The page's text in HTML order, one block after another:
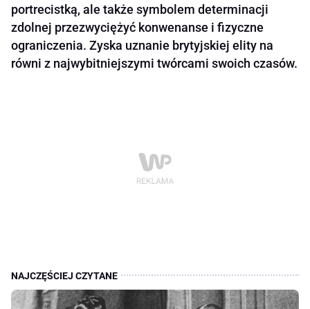
portrecistką, ale także symbolem determinacji
zdolnej przezwyciężyć konwenanse i fizyczne
ograniczenia. Zyska uznanie brytyjskiej elity na
równi z najwybitniejszymi twórcami swoich czasów.